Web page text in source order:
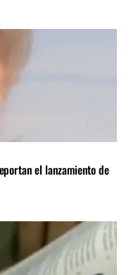
el lanzamiento de